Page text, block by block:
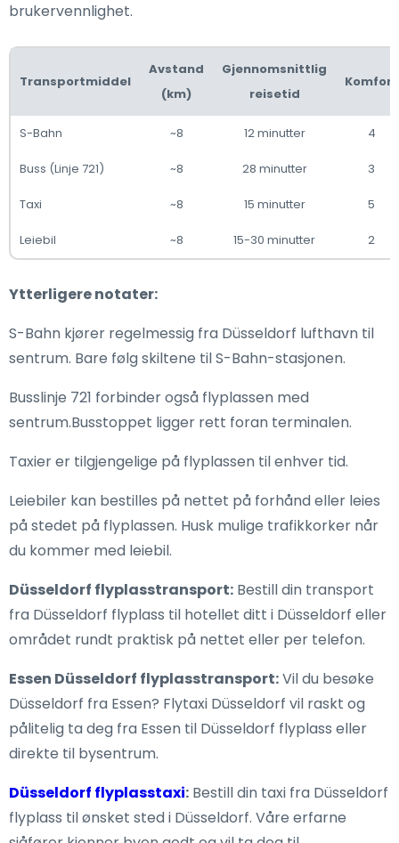
brukervennlighet.
Transportmiddel
Avstand
(km)
Gjennomsnittlig
reisetid
Komfort
S-Bahn ~8 12 minutter 4
Buss (Linje 721) ~8 28 minutter 3
Taxi ~8 15 minutter 5
Leiebil ~8 15-30 minutter 2
Ytterligere notater:
S-Bahn kjører regelmessig fra Düsseldorf lufthavn til
sentrum. Bare følg skiltene til S-Bahn-stasjonen.
Busslinje 721 forbinder også flyplassen med
sentrum.Busstoppet ligger rett foran terminalen.
Taxier er tilgjengelige på flyplassen til enhver tid.
Leiebiler kan bestilles på nettet på forhånd eller leies
på stedet på flyplassen. Husk mulige trafikkorker når
du kommer med leiebil.
Düsseldorf flyplasstransport: Bestill din transport
fra Düsseldorf flyplass til hotellet ditt i Düsseldorf eller
området rundt praktisk på nettet eller per telefon.
Essen Düsseldorf flyplasstransport:Vil du besøke
Düsseldorf fra Essen? Flytaxi Düsseldorf vil raskt og
pålitelig ta deg fra Essen til Düsseldorf flyplass eller
direkte til bysentrum.
Düsseldorf flyplasstaxi: Bestill din taxi fra Düsseldorf
flyplass til ønsket sted i Düsseldorf. Våre erfarne